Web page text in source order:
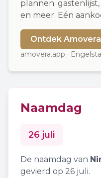
plannen:
en meer. Eén
Ontdek Amovera
amovera.app ·
Naamdag
26 juli
De naamdag van
gevierd op 26 juli.